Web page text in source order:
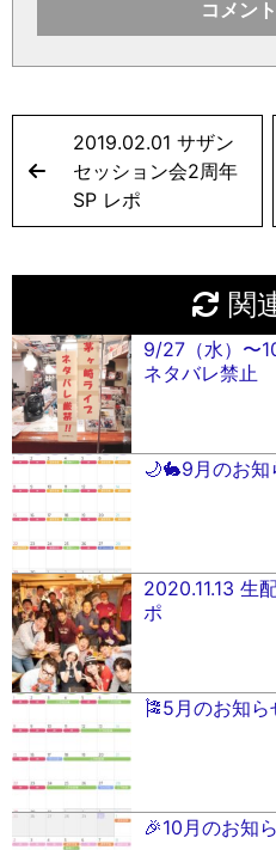
2019.02.01 サザン
セッション会2周年
SP レポ
関
9/27（水）〜
ネタバレ禁止
🌙🐇9月のお知
2020.11.13 生
ポ
🎏5月のお知ら
🎉10月のお知